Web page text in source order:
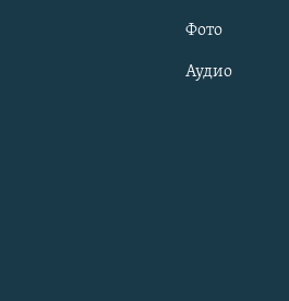
Фото
Аудио